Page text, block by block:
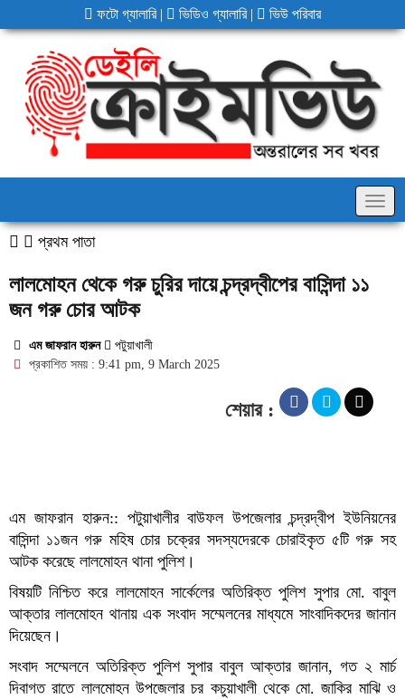
ফটো গ্যালারি | ভিডিও গ্যালারি | ভিউ পরিবার
প্রথম পাতা
লালমোহন থেকে গরু চুরির দায়ে চন্দ্রদ্বীপের বাসিন্দা ১১
জন গরু চোর আটক
এম জাফরান হারুন
পটুয়াখালী
প্রকাশিত সময় : 9:41 pm, 9 March 2025
শেয়ার :
এম জাফরান হারুন:: পটুয়াখালীর বাউফল উপজেলার চন্দ্রদ্বীপ ইউনিয়নের
বাসিন্দা ১১জন গরু মহিষ চোর চক্রের সদস্যদেরকে চোরাইকৃত ৫টি গরু সহ
আটক করেছে লালমোহন থানা পুলিশ।
বিষয়টি নিশ্চিত করে লালমোহন সার্কেলের অতিরিক্ত পুলিশ সুপার মো. বাবুল
আক্তার লালমোহন থানায় এক সংবাদ সম্মেলনের মাধ্যমে সাংবাদিকদের জানান
দিয়েছেন।
সংবাদ সম্মেলনে অতিরিক্ত পুলিশ সুপার বাবুল আক্তার জানান, গত ২ মার্চ
দিবাগত রাতে লালমোহন উপজেলার চর কচুয়াখালী থেকে মো. জাকির মাঝি ও